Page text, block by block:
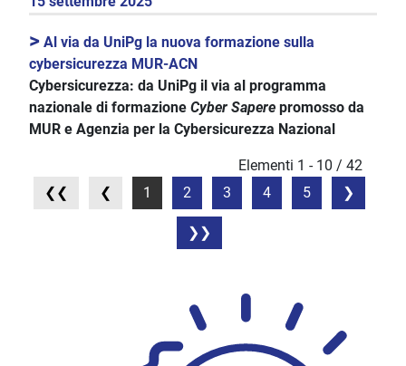
> Al via da UniPg la nuova formazione sulla
cybersicurezza MUR-ACN
Cybersicurezza: da UniPg il via al programma
nazionale di formazione Cyber Sapere promosso da
MUR e Agenzia per la Cybersicurezza Nazional
Elementi 1 - 10 / 42
1
2 3 4 5